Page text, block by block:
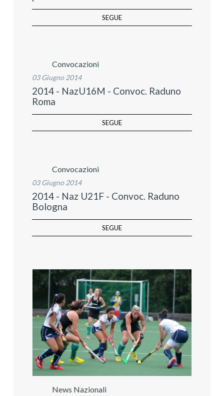
SEGUE
Convocazioni
03 Giugno 2014
2014 - NazU16M - Convoc. Raduno
Roma
SEGUE
Convocazioni
03 Giugno 2014
2014 - Naz U21F - Convoc. Raduno
Bologna
SEGUE
News Nazionali